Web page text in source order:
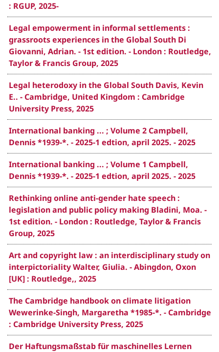
: RGUP, 2025-
Legal empowerment in informal settlements :
grassroots experiences in the Global South Di
Giovanni, Adrian. - 1st edition. - London : Routledge,
Taylor & Francis Group, 2025
Legal heterodoxy in the Global South Davis, Kevin
E.. - Cambridge, United Kingdom : Cambridge
University Press, 2025
International banking ... ; Volume 2 Campbell,
Dennis *1939-*. - 2025-1 edtion, april 2025. - 2025
International banking ... ; Volume 1 Campbell,
Dennis *1939-*. - 2025-1 edtion, april 2025. - 2025
Rethinking online anti-gender hate speech :
legislation and public policy making Bladini, Moa. -
1st edition. - London : Routledge, Taylor & Francis
Group, 2025
Art and copyright law : an interdisciplinary study on
interpictoriality Walter, Giulia. - Abingdon, Oxon
[UK] : Routledge,, 2025
The Cambridge handbook on climate litigation
Wewerinke-Singh, Margaretha *1985-*. - Cambridge
: Cambridge University Press, 2025
Der Haftungsmaßstab für maschinelles Lernen